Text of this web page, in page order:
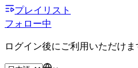
プレイリスト
フォロー中
ログイン後にご利用いただけま